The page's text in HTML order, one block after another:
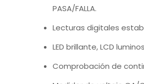
PASA/FALLA.
Lecturas digitales
LED brillante, LCD
Comprobación de